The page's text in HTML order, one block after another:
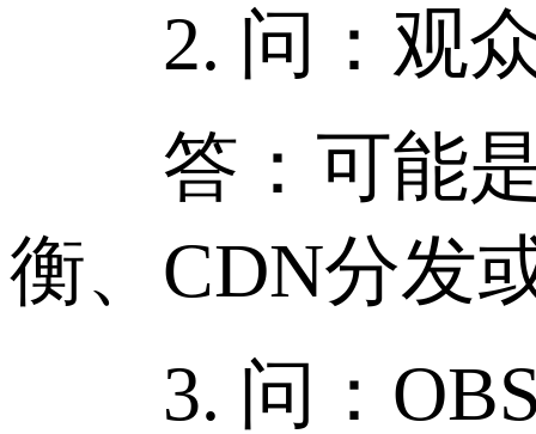
2. 问：观众
答：可能是
衡、CDN分发
3. 问：OBS